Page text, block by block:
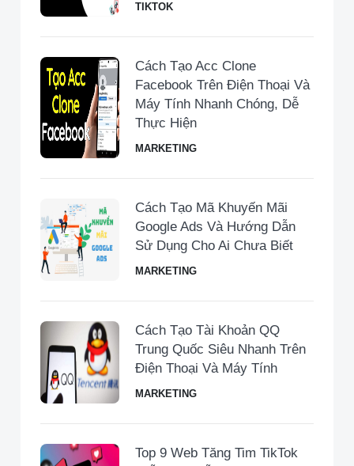
TIKTOK
Cách Tạo Acc Clone
Facebook Trên Điện Thoại Và
Máy Tính Nhanh Chóng, Dễ
Thực Hiện
MARKETING
Cách Tạo Mã Khuyến Mãi
Google Ads Và Hướng Dẫn
Sử Dụng Cho Ai Chưa Biết
MARKETING
Cách Tạo Tài Khoản QQ
Trung Quốc Siêu Nhanh Trên
Điện Thoại Và Máy Tính
MARKETING
Top 9 Web Tăng Tim TikTok